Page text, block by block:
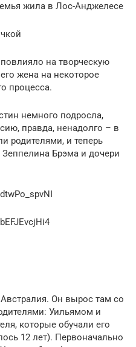
жила в Лос-Анджелесе
на творческую
жена на некоторое
процесса.
немного подросла,
правда, ненадолго – в
родителями, и теперь
Брэма и дочери
Австралия. Он вырос там со
Уильямом и
которые обучали его
12 лет). Первоначально